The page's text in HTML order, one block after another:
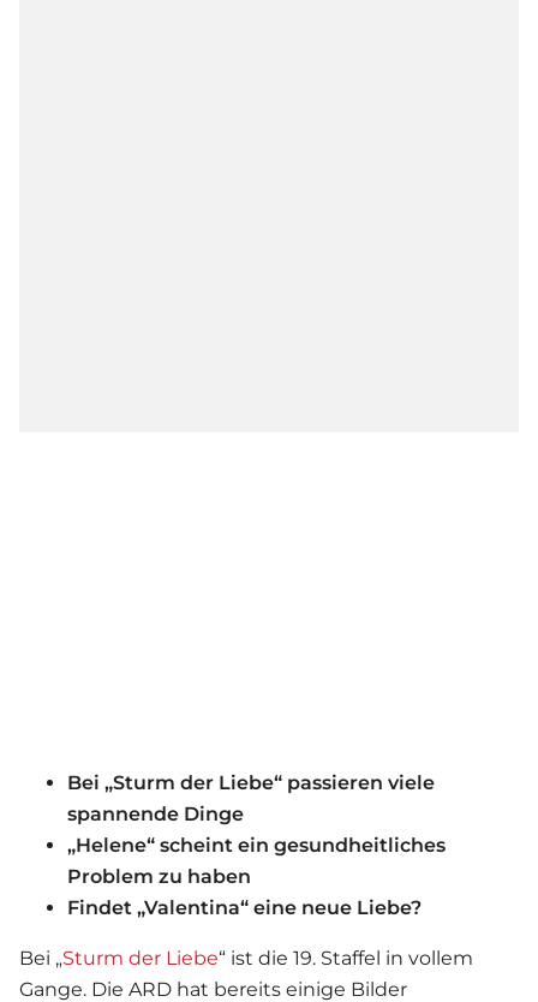
Bei „Sturm der Liebe“ passieren viele
spannende Dinge
„Helene“ scheint ein gesundheitliches
Problem zu haben
Findet „Valentina“ eine neue Liebe?
Bei „Sturm der Liebe“ ist die 19. Staffel in vollem
Gange. Die ARD hat bereits einige Bilder